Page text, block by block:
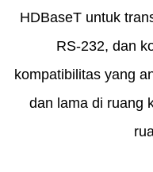
HDBaseT untuk
RS-232, dan
kompatibilitas yang
dan lama di ruang